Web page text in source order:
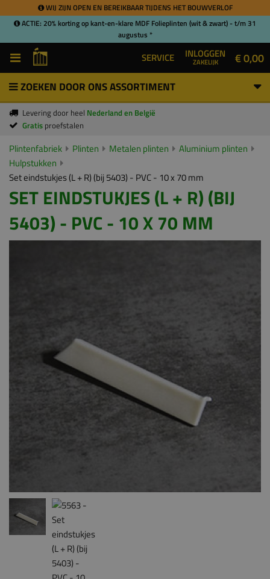
WIJ ZIJN OPEN EN BEREIKBAAR TIJDENS HET BOUWVERLOF
ACTIE: 20% korting op kant-en-klare MDF Folieplinten (wit & zwart) - t/m 31
augustus *
SERVICE INLOGGEN
ZAKELIJK € 0,00
ZOEKEN DOOR ONS ASSORTIMENT
Levering door heel Nederland en België
Gratis proefstalen
Plintenfabriek Plinten Metalen plinten
Aluminium plinten
Hulpstukken
Set eindstukjes (L + R) (bij 5403) - PVC - 10 x 70 mm
SET EINDSTUKJES (L + R) (BIJ
5403) - PVC - 10 X 70 MM